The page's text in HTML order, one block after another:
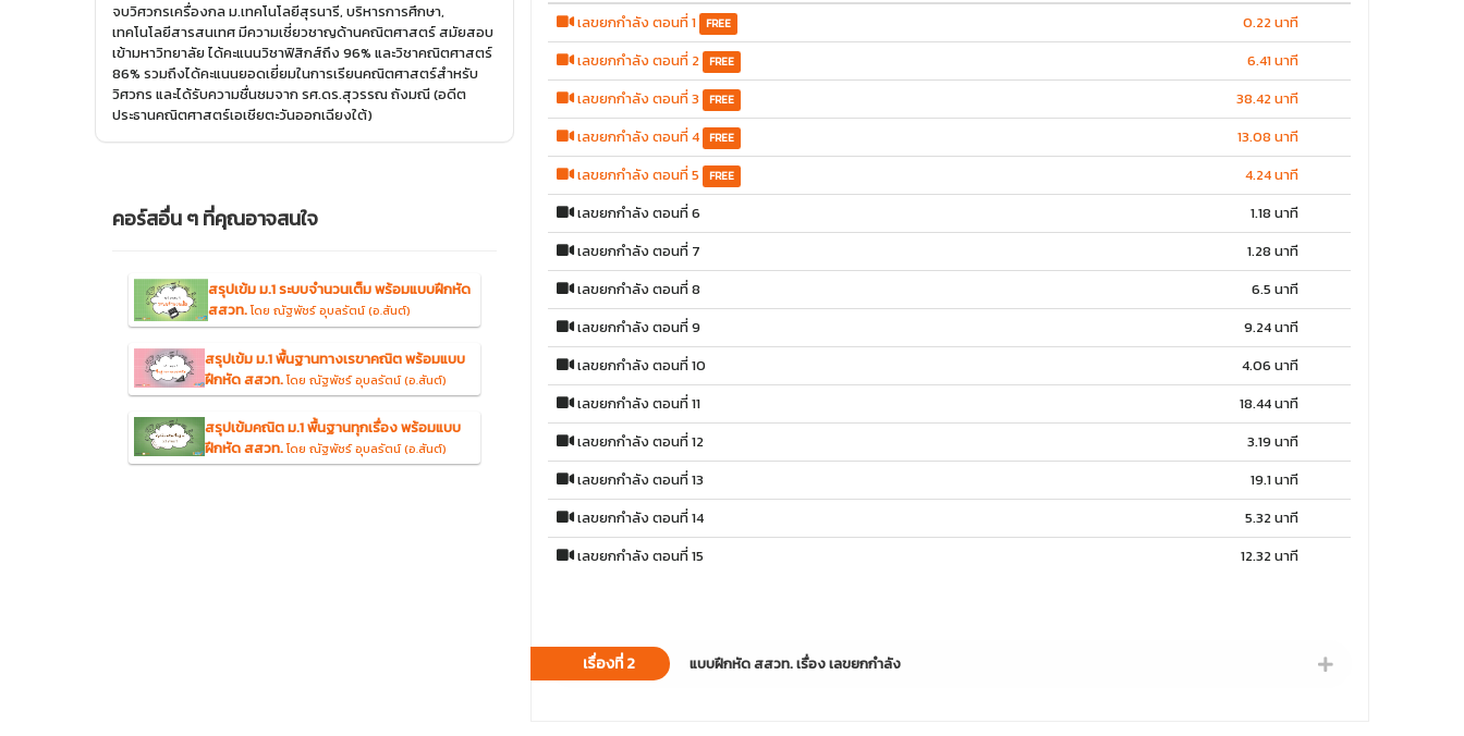
เลขยกกำลัง ตอนที่ 1 FREE
0.22 นาที
เลขยกกำลัง ตอนที่ 2 FREE
6.41 นาที
เลขยกกำลัง ตอนที่ 3
FREE
38.42 นาที
เลขยกกำลัง ตอนที่ 4 FREE
13.08 นาที
เลขยกกำลัง ตอนที่ 5
FREE
4.24 นาที
เลขยกกำลัง ตอนที่ 6
1.18 นาที
เลขยกกำลัง ตอนที่ 7
1.28 นาที
เลขยกกำลัง ตอนที่ 8
6.5 นาที
เลขยกกำลัง ตอนที่ 9
9.24 นาที
เลขยกกำลัง ตอนที่ 10
4.06 นาที
เลขยกกำลัง ตอนที่ 11
18.44 นาที
เลขยกกำลัง ตอนที่ 12
3.19 นาที
เลขยกกำลัง ตอนที่ 13
19.1 นาที
เลขยกกำลัง ตอนที่ 14
5.32 นาที
เลขยกกำลัง ตอนที่ 15
12.32 นาที
เรื่องที่ 2 แบบฝึกหัด สสวท. เรื่อง เลขยกกำลัง
จบวิศวกรเครื่องกล ม.เทคโนโลยีสุรนารี, บริหารการศึกษา,
เทคโนโลยีสารสนเทศ มีความเชี่ยวชาญด้านคณิตศาสตร์ สมัยสอบ
เข้ามหาวิทยาลัย ได้คะแนนวิชาฟิสิกส์ถึง 96% และวิชาคณิตศาสตร์
86% รวมถึงได้คะแนนยอดเยี่ยมในการเรียนคณิตศาสตร์สำหรับ
วิศวกร และได้รับความชื่นชมจาก รศ.ดร.สุวรรณ ถังมณี (อดีต
ประธานคณิตศาสตร์เอเชียตะวันออกเฉียงใต้)
คอร์สอื่น ๆ ที่คุณอาจสนใจ
สรุปเข้ม ม.1 ระบบจำนวนเต็ม พร้อมแบบฝึกหัด
สสวท. โดย ณัฐพัชร์ อุบลรัตน์ (อ.สันต์)
สรุปเข้ม ม.1 พื้นฐานทางเรขาคณิต พร้อมแบบ
ฝึกหัด สสวท.โดย ณัฐพัชร์ อุบลรัตน์ (อ.สันต์)
สรุปเข้มคณิต ม.1 พื้นฐานทุกเรื่อง พร้อมแบบ
ฝึกหัด สสวท.โดย ณัฐพัชร์ อุบลรัตน์ (อ.สันต์)